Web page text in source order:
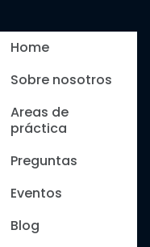
Home
Sobre nosotros
Areas de
práctica
Preguntas
Eventos
Blog